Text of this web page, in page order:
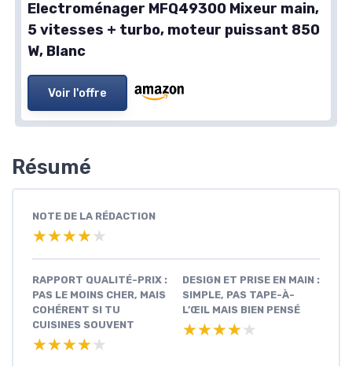
Electroménager MFQ49300 Mixeur main,
5 vitesses + turbo, moteur puissant 850
W, Blanc
Voir l'offre
Résumé
NOTE DE LA RÉDACTION
★★★★★
★★★★★
RAPPORT QUALITÉ-PRIX :
PAS LE MOINS CHER, MAIS
COHÉRENT SI TU
CUISINES SOUVENT
★★★★★
★★★★★
DESIGN ET PRISE EN MAIN :
SIMPLE, PAS TAPE-À-
L’ŒIL MAIS BIEN PENSÉ
★★★★★
★★★★★